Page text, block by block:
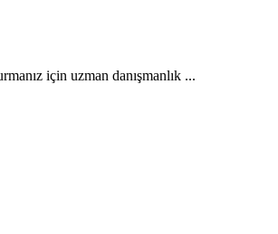
için uzman danışmanlık ...